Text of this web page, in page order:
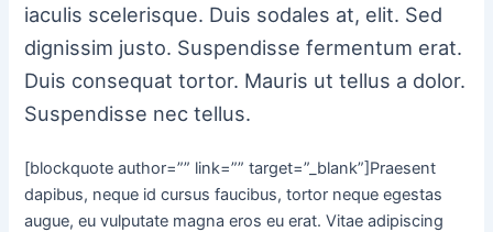
iaculis scelerisque. Duis sodales at, elit. Sed
dignissim justo. Suspendisse fermentum erat.
Duis consequat tortor. Mauris ut tellus a dolor.
Suspendisse nec tellus.
[blockquote author=”” link=”” target=”_blank”]Praesent
dapibus, neque id cursus faucibus, tortor neque egestas
augue, eu vulputate magna eros eu erat. Vitae adipiscing